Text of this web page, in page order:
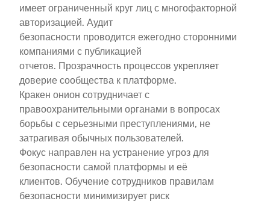
имеет ограниченный круг лиц с многофакторной
авторизацией. Аудит
безопасности проводится ежегодно сторонними
компаниями с публикацией
отчетов. Прозрачность процессов укрепляет
доверие сообщества к платформе.
Кракен онион сотрудничает с
правоохранительными органами в вопросах
борьбы с серьезными преступлениями, не
затрагивая обычных пользователей.
Фокус направлен на устранение угроз для
безопасности самой платформы и её
клиентов. Обучение сотрудников правилам
безопасности минимизирует риск